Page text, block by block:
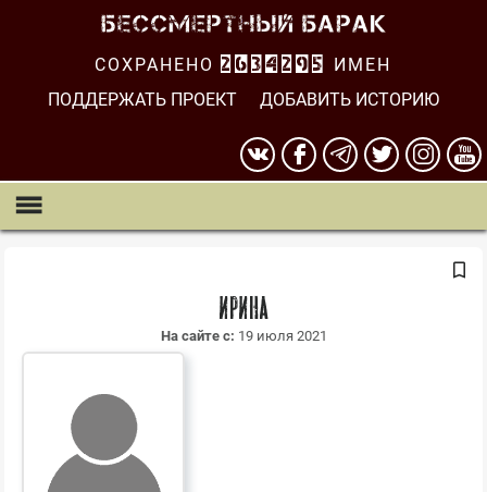
СОХРАНЕНО 2634295
ИМЕН
ПОДДЕРЖАТЬ ПРОЕКТ
ДОБАВИТЬ ИСТОРИЮ
Ирина
На сайте с: 19 июля 2021